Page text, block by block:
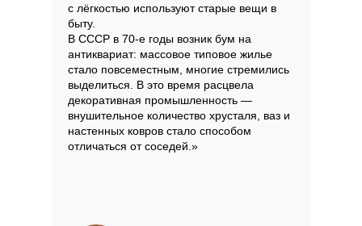
с лёгкостью используют старые вещи в
быту.
В СССР в 70-е годы возник бум на
антиквариат: массовое типовое жилье
стало повсеместным, многие стремились
выделиться. В это время расцвела
декоративная промышленность —
внушительное количество хрусталя, ваз и
настенных ковров стало способом
отличаться от соседей.»